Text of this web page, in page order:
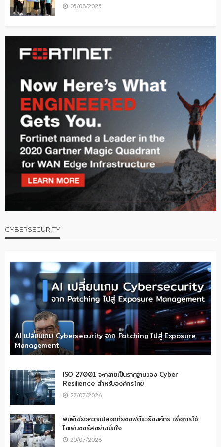
05/08/2025
CYBERSECURITY
AI เปลี่ยนเกม Cybersecurity จาก Patching ไปสู่ Exposure
Management
ISO 27001 จะกลายเป็นรากฐานของ Cyber
Resilience สำหรับองค์กรไทย
27/07/2026
พิมพ์เขียวความปลอดภัยซอฟต์แวร์องค์กร เพื่อการใช้
โอเพ่นซอร์สอย่างมั่นใจ
20/07/2026